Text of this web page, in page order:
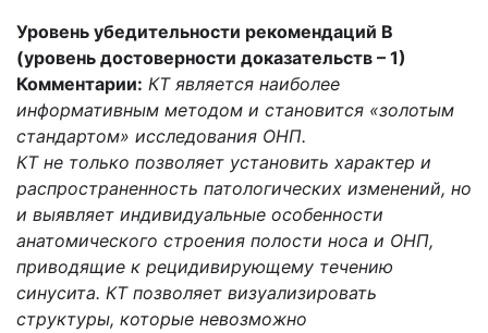
Уровень убедительности рекомендаций В
(уровень достоверности доказательств – 1)
Комментарии: КТ является наиболее
информативным методом и становится «золотым
стандартом» исследования ОНП.
КТ не только позволяет установить характер и
распространенность патологических изменений, но
и выявляет индивидуальные особенности
анатомического строения полости носа и ОНП,
приводящие к рецидивирующему течению
синусита. КТ позволяет визуализировать
структуры, которые невозможно